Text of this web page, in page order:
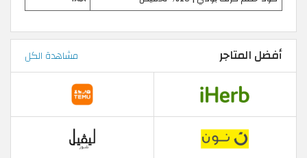
أفضل المتاجر مشاهدة الكل